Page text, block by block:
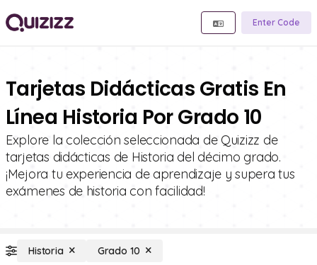
Enter Code
Tarjetas Didácticas Gratis En
Línea Historia Por Grado 10
Explore la colección seleccionada de Quizizz de
tarjetas didácticas de Historia del décimo grado.
¡Mejora tu experiencia de aprendizaje y supera tus
exámenes de historia con facilidad!
Historia Grado 10